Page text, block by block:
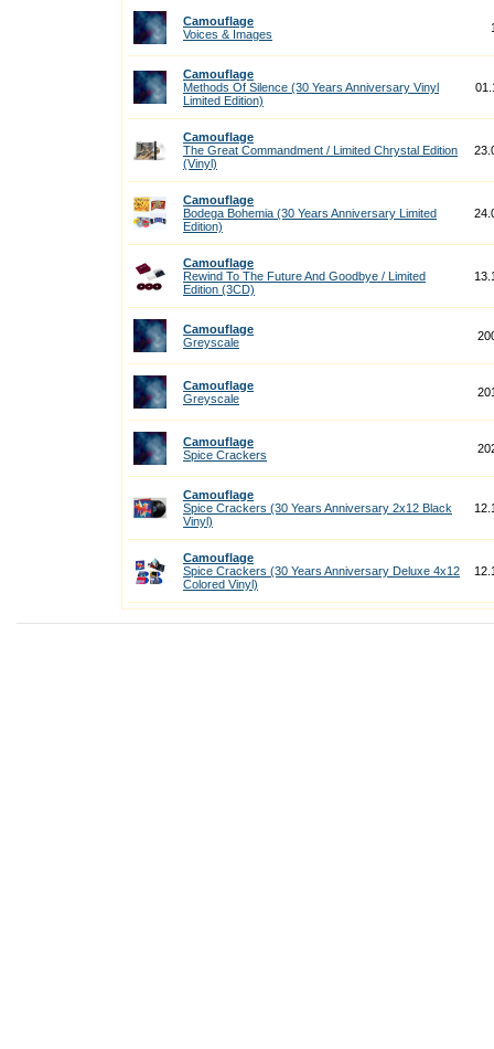
Camouflage
Voices & Images
Camouflage
Methods Of Silence (30 Years Anniversary Vinyl
Limited Edition)
Camouflage
The Great Commandment / Limited Chrystal Edition
(Vinyl)
Camouflage
Bodega Bohemia (30 Years Anniversary Limited
Edition)
Camouflage
Rewind To The Future And Goodbye / Limited
Edition (3CD)
Camouflage
Greyscale
Camouflage
Greyscale
Camouflage
Spice Crackers
Camouflage
Spice Crackers (30 Years Anniversary 2x12 Black
Vinyl)
Camouflage
Spice Crackers (30 Years Anniversary Deluxe 4x12
Colored Vinyl)